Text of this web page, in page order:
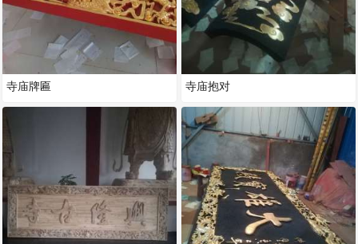
寺庙牌匾 寺庙抱对